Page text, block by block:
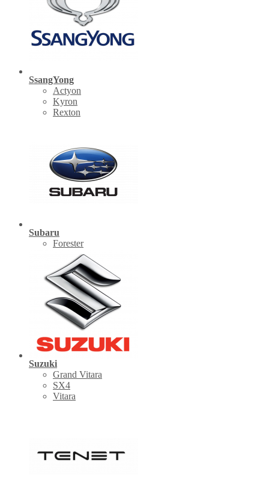
SsangYong
Actyon
Kyron
Rexton
Subaru
Forester
Suzuki
Grand Vitara
SX4
Vitara